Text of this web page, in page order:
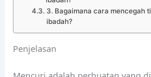
3. Bagaimana cara mencegah
ibadah?
Penjelasan